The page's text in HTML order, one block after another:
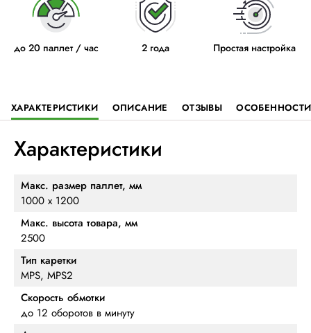
до 20 паллет / час 2 года Простая настройка
ХАРАКТЕРИСТИКИ ОПИСАНИЕ ОТЗЫВЫ ОСОБЕННОСТИ
Характеристики
Макс. размер паллет, мм
1000 х 1200
Макс. высота товара, мм
2500
Тип каретки
MPS, MPS2
Скорость обмотки
до 12 оборотов в минуту